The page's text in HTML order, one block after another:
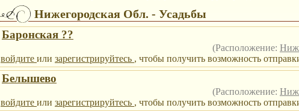
Нижегородская Обл. - Усадьбы
Баронская ??
(Расположение:
войдите или зарегистрируйтесь , чтобы получить возможность
Белышево
(Расположение:
войдите или зарегистрируйтесь , чтобы получить возможность